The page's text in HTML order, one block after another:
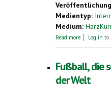
Medientyp:
Medium:
Read more about In
Log in to
Fußball, die
der Welt